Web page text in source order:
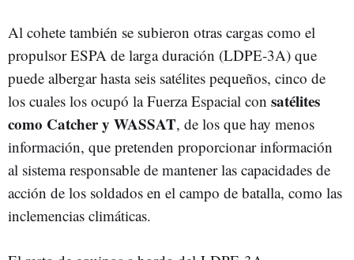
Al cohete también se subieron otras cargas como el
propulsor ESPA de larga duración (LDPE-3A) que
puede albergar hasta seis satélites pequeños, cinco de
los cuales los ocupó la Fuerza Espacial con satélites
como Catcher y WASSAT, de los que hay menos
información, que pretenden proporcionar información
al sistema responsable de mantener las capacidades de
acción de los soldados en el campo de batalla, como las
inclemencias climáticas.